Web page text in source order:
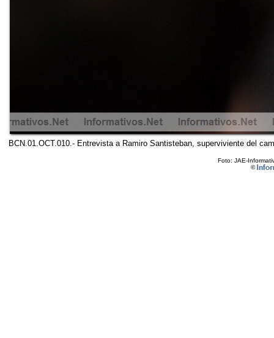
BCN.01.OCT.010.- Entrevista a Ramiro Santisteban, superviviente del
Foto: JAE-
©